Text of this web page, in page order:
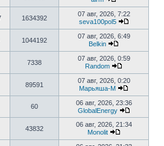
Перейти
к
последнему
1634392
07 авг, 2026, 7:22
seva100pol5
Перейти
к
1044192
07 авг, 2026, 6:49
Belkin
Перейти
к
последнему
7338
07 авг, 2026, 0:59
Random
Перейти
к
последнему
89591
07 авг, 2026, 0:20
Марьяша-М
Перейти
к
сообщению
60
06 авг, 2026, 23:36
GlobalEnergy
Перейти
к
43832
06 авг, 2026, 21:34
Monolit
Перейти